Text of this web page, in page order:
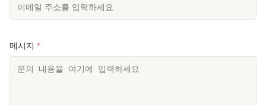
메시지 *